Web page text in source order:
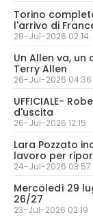
Torino
l'arrivo di
28-Jul-2026 02:14
Un Allen va,
Terry Allen
26-Jul-2026 04:36
UFFICIALE-
d'uscita
26-Jul-2026 12:15
Lara Pozzato
lavoro per
24-Jul-2026 03:57
Mercoledì 29
26/27
23-Jul-2026 02:19